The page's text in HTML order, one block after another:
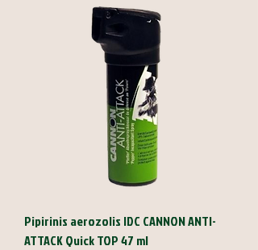
Pipirinis aerozolis IDC CANNON ANTI-
ATTACK Quick TOP 47 ml